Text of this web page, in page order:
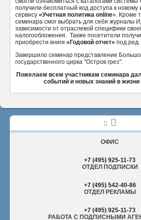
получили бесплатный код доступа к новому
сервису «Учетная политика online». Кроме
семинара смог выбрать для себя журналы
зависимости от отраслевой специфики
налогообложения. Также посетители
приобрести книги «Годовой отчет» под
Завершило семинар представление
государственного цирка "Остров грез".
Пожелаем всем участникам семинара
событий и новых знаний в жизни
ОФИС
+7 (495) 925-11-73
ОТДЕЛ ПОДПИСКИ
+7 (495) 542-40-86
ОТДЕЛ РЕКЛАМЫ
+7 (495) 925-11-73
РАБОТА С ПОДПИСНЫМИ